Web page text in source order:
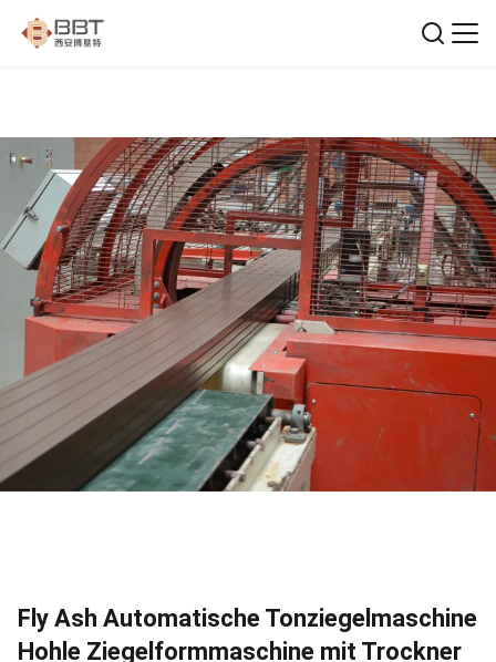
Fly Ash Automatische Tonziegelmaschine
Hohle Ziegelformmaschine mit Trockner